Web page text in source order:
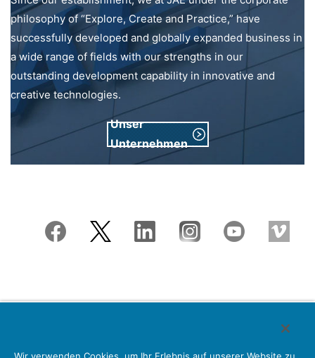
philosophy of “Explore, Create and Practice,” have
successfully developed and globally expanded business in
a wide range of fields with our strengths in our
outstanding development capability in innovative and
creative technologies.
Unser
Unternehmen